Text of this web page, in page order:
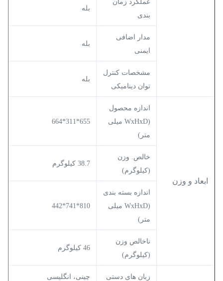
عملکرد زمان
بندی
بله
مدار اضافی
ایمنی
بله
مشخصات کنترل
توان دینامیکی
بله
ابعاد و وزن
اندازه محصول
(WxHxD میلی
متر)
655*311*664
خالص. وزن
(کیلوگرم)
38.7 کیلوگرم
اندازه بسته بندی
(WxHxD میلی
متر)
810*741*442
ناخالص وزن
(کیلوگرم)
46 کیلوگرم
زبان های دستی چینی، انگلیسی